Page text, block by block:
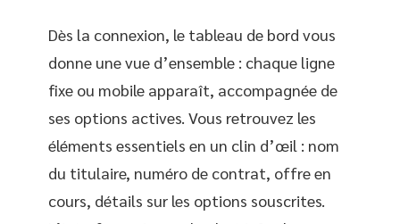
Dès la connexion, le tableau de bord vous
donne une vue d’ensemble : chaque ligne
fixe ou mobile apparaît, accompagnée de
ses options actives. Vous retrouvez les
éléments essentiels en un clin d’œil : nom
du titulaire, numéro de contrat, offre en
cours, détails sur les options souscrites.